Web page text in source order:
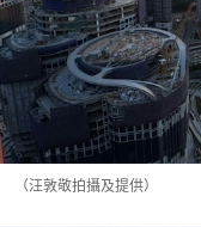
（汪敦敬拍攝及提供）